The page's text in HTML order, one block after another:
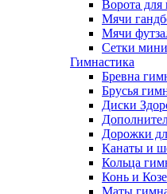
Ворота для
Мячи
Мячи
Сетки
Гимнастика
Бревна
Брусья
Диски
Дорожки
Канаты и
Кольца
Конь и
Маты